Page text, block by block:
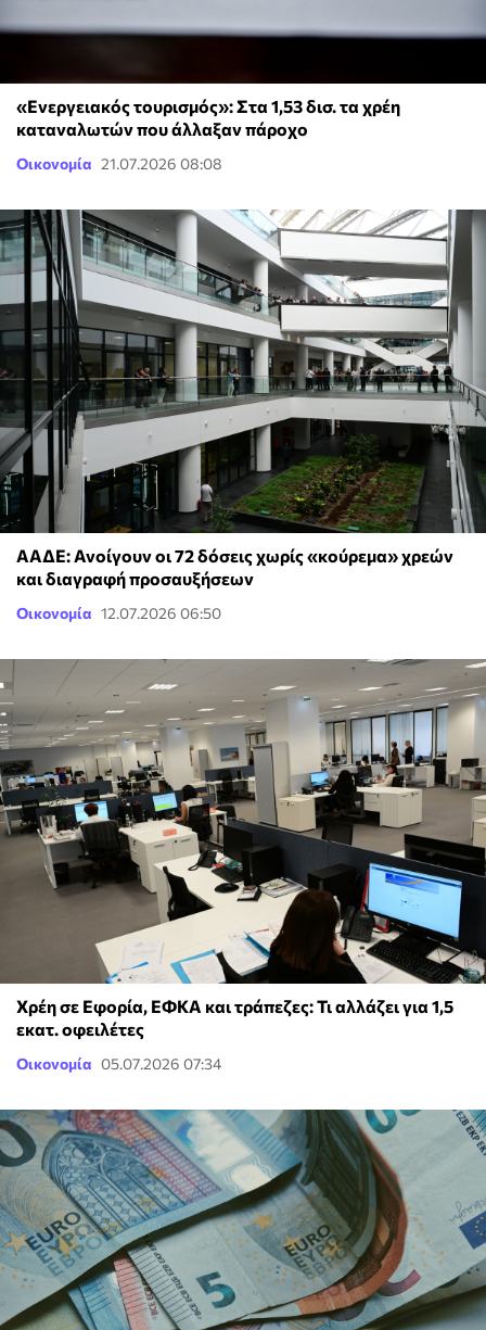
«Ενεργειακός τουρισμός»: Στα 1,53 δισ. τα χρέη
καταναλωτών που άλλαξαν πάροχο
Οικονομία 21.07.2026 08:08
ΑΑΔΕ: Ανοίγουν οι 72 δόσεις χωρίς «κούρεμα» χρεών
και διαγραφή προσαυξήσεων
Οικονομία 12.07.2026 06:50
Χρέη σε Εφορία, ΕΦΚΑ και τράπεζες: Τι αλλάζει για 1,5
εκατ. οφειλέτες
Οικονομία 05.07.2026 07:34